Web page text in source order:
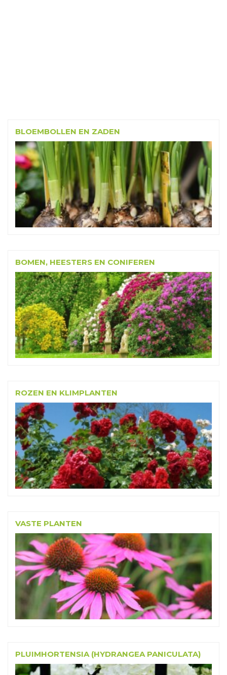
BLOEMBOLLEN EN ZADEN
BOMEN, HEESTERS EN CONIFEREN
ROZEN EN KLIMPLANTEN
VASTE PLANTEN
PLUIMHORTENSIA (HYDRANGEA PANICULATA)